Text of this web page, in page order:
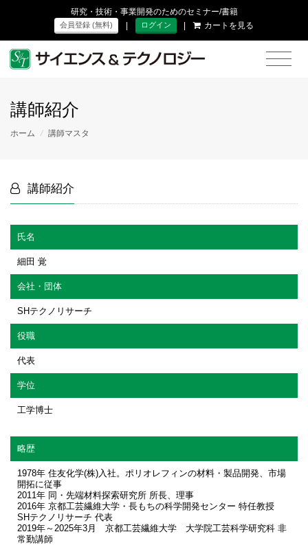
研究・技術・事業開発のためのセミナー/書籍
会員登録 (無料) | ログイン | カートを見る
講師紹介
ホーム / 講師マスタ
講師紹介
氏名
細田 覚
会社・団体
SHテクノリサーチ
役職
代表
学位
工学博士
略歴
1978年 住友化学(株)入社。ポリオレフィンの材料・製品開発、市場
開拓に従事
2011年 同・先端材料探索研究所 所長、理事
2016年 京都工芸繊維大学・長もちの科学開発センター 特任教授
SHテクノリサーチ 代表
2019年～2025年3月 京都工芸繊維大学 大学院工芸科学研究科 非
常勤講師